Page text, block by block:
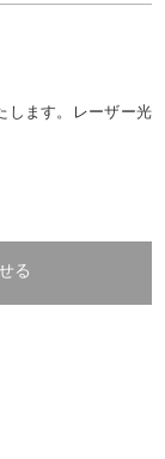
します。レーザー光
る